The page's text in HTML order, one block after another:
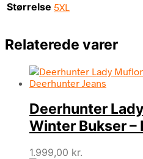
Størrelse 5XL
Relaterede varer
Deerhunter
Winter Bukser –
1.999,00 kr.